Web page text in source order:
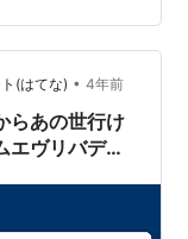
(はてな) • 4年前
らあの世行け
エヴリバディ